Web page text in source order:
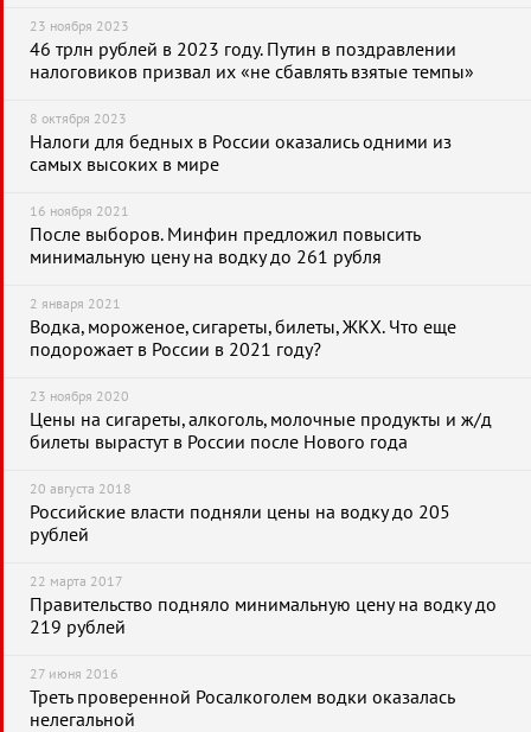
23 ноября 2023
46 трлн рублей в 2023 году. Путин в поздравлении
налоговиков призвал их «не сбавлять взятые темпы»
8 октября 2023
Налоги для бедных в России оказались одними из
самых высоких в мире
16 ноября 2021
После выборов. Минфин предложил повысить
минимальную цену на водку до 261 рубля
2 января 2021
Водка, мороженое, сигареты, билеты, ЖКХ. Что еще
подорожает в России в 2021 году?
23 ноября 2020
Цены на сигареты, алкоголь, молочные продукты и ж/д
билеты вырастут в России после Нового года
20 августа 2018
Российские власти подняли цены на водку до 205
рублей
22 марта 2017
Правительство подняло минимальную цену на водку до
219 рублей
27 июня 2016
Треть проверенной Росалкоголем водки оказалась
нелегальной